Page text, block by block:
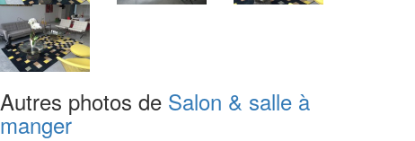
Autres photos de Salon & salle à
manger